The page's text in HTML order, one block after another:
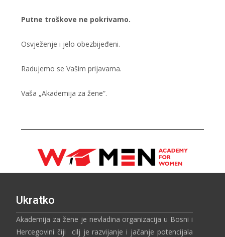
Putne troškove ne pokrivamo.
Osvježenje i jelo obezbijeđeni.
Radujemo se Vašim prijavama.
Vaša „Akademija za žene“.
Ukratko
Akademija za žene je nevladina organizacija u Bosni i
Hercegovini čiji cilj je razvijanje i jačanje potencijala